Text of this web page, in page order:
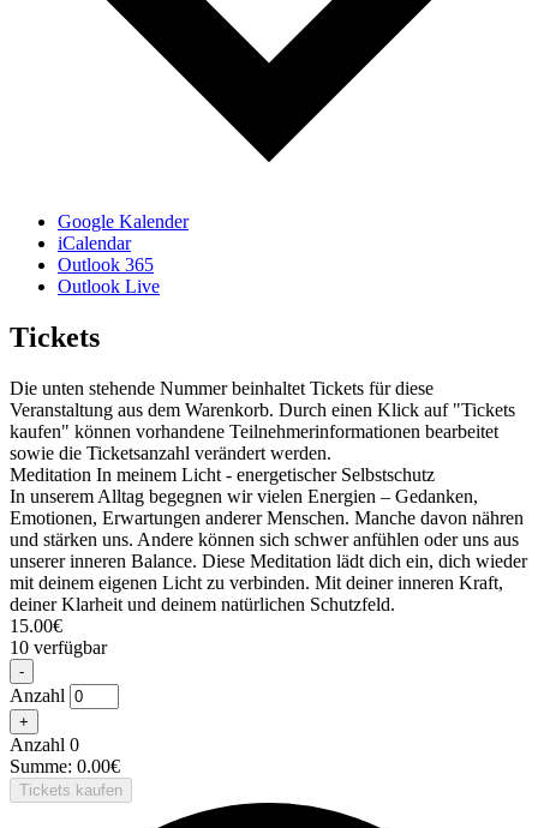
Google Kalender
iCalendar
Outlook 365
Outlook Live
Tickets
Die unten stehende Nummer beinhaltet Tickets für diese
Veranstaltung aus dem Warenkorb. Durch einen Klick auf "Tickets
kaufen" können vorhandene Teilnehmerinformationen bearbeitet
sowie die Ticketsanzahl verändert werden.
Meditation In meinem Licht - energetischer Selbstschutz
In unserem Alltag begegnen wir vielen Energien – Gedanken,
Emotionen, Erwartungen anderer Menschen. Manche davon nähren
und stärken uns. Andere können sich schwer anfühlen oder uns aus
unserer inneren Balance. Diese Meditation lädt dich ein, dich wieder
mit deinem eigenen Licht zu verbinden. Mit deiner inneren Kraft,
deiner Klarheit und deinem natürlichen Schutzfeld.
15.00€
10 verfügbar
Verringern
der
Ticketanzahl
für
Meditation
In
meinem
Licht
-
Anzahl
Erhöhe
die
Ticketsanzahl
für
Meditation
+
Anzahl 0
Summe: 0.00€
Tickets kaufen